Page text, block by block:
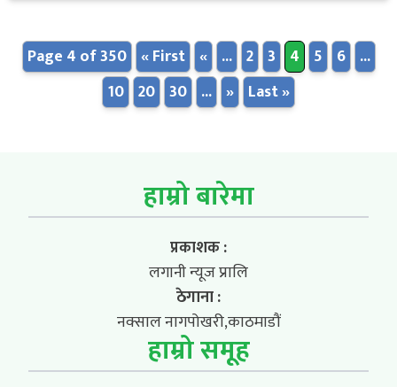
Page 4 of 350 « First « ... 2 3 4 5 6 ...
10 20 30 ... » Last »
हाम्रो बारेमा
प्रकाशक :
लगानी न्यूज प्रालि
ठेगाना :
नक्साल नागपोखरी,काठमाडौं
हाम्रो समूह